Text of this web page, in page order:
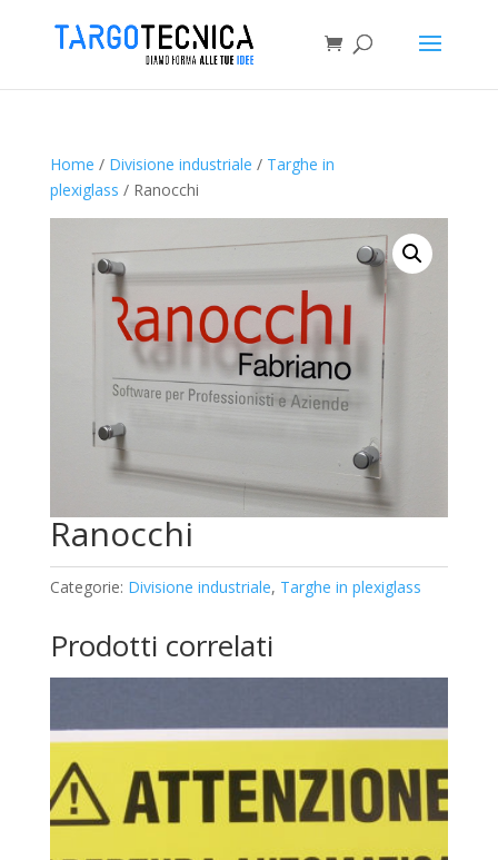
Home / Divisione industriale / Targhe in
plexiglass / Ranocchi
Ranocchi
Categorie: Divisione industriale, Targhe in plexiglass
Prodotti correlati